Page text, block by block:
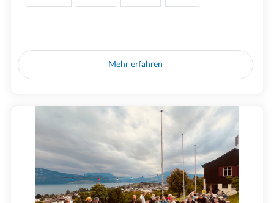
Mehr erfahren